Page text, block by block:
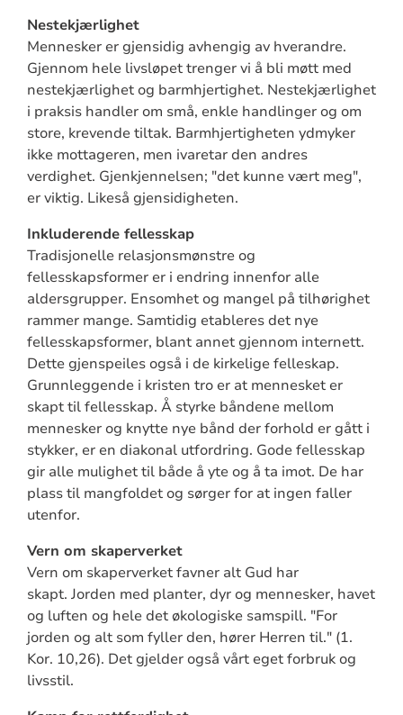
Nestekjærlighet
Mennesker er gjensidig avhengig av hverandre.
Gjennom hele livsløpet trenger vi å bli møtt med
nestekjærlighet og barmhjertighet. Nestekjærlighet
i praksis handler om små, enkle handlinger og om
store, krevende tiltak. Barmhjertigheten ydmyker
ikke mottageren, men ivaretar den andres
verdighet. Gjenkjennelsen; "det kunne vært meg",
er viktig. Likeså gjensidigheten.
Inkluderende fellesskap
Tradisjonelle relasjonsmønstre og
fellesskapsformer er i endring innenfor alle
aldersgrupper. Ensomhet og mangel på tilhørighet
rammer mange. Samtidig etableres det nye
fellesskapsformer, blant annet gjennom internett.
Dette gjenspeiles også i de kirkelige felleskap.
Grunnleggende i kristen tro er at mennesket er
skapt til fellesskap. Å styrke båndene mellom
mennesker og knytte nye bånd der forhold er gått i
stykker, er en diakonal utfordring. Gode fellesskap
gir alle mulighet til både å yte og å ta imot. De har
plass til mangfoldet og sørger for at ingen faller
utenfor.
Vern om skaperverket
Vern om skaperverket favner alt Gud har
skapt. Jorden med planter, dyr og mennesker, havet
og luften og hele det økologiske samspill. "For
jorden og alt som fyller den, hører Herren til." (1.
Kor. 10,26). Det gjelder også vårt eget forbruk og
livsstil.